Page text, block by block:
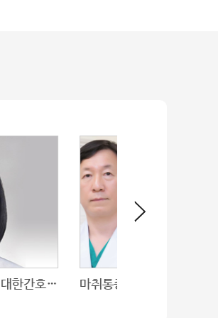
암병원간호1팀 여현정 과장 대한간호협회 간호학술상 수상